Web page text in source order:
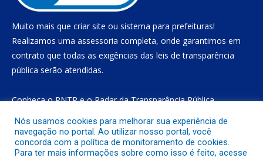
Muito mais que criar site ou sistema para prefeituras!
Realizamos uma assessoria completa, onde garantimos em
contrato que todas as exigências das leis de transparência
pública serão atendidas.
Conheça oPNTPe oRadar da Transparência Pública
Todos os direitos reservados a Prefeitura Municipal de Gurupá
Nós usamos cookies para melhorar sua experiência de
navegação no portal. Ao utilizar nosso portal, você
concorda com a política de monitoramento de cookies.
Para ter mais informações sobre como isso é feito, acesse